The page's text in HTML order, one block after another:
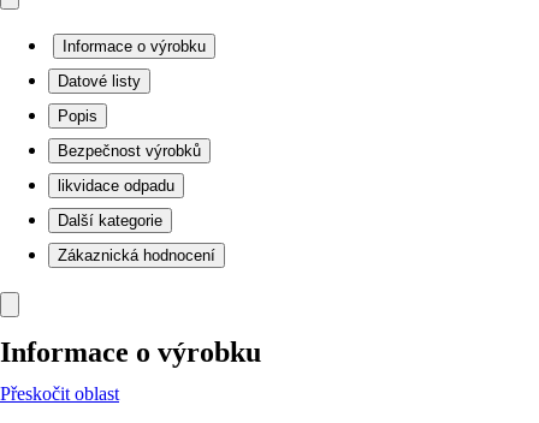
Informace o výrobku
Datové listy
Popis
Bezpečnost výrobků
likvidace odpadu
Další kategorie
Zákaznická hodnocení
Informace o výrobku
Přeskočit oblast